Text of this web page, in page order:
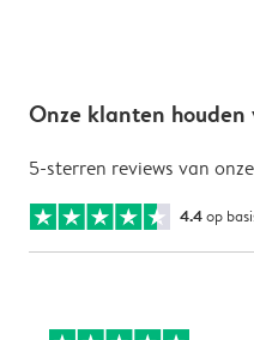
Onze klanten
5-sterren reviews van
4.4op